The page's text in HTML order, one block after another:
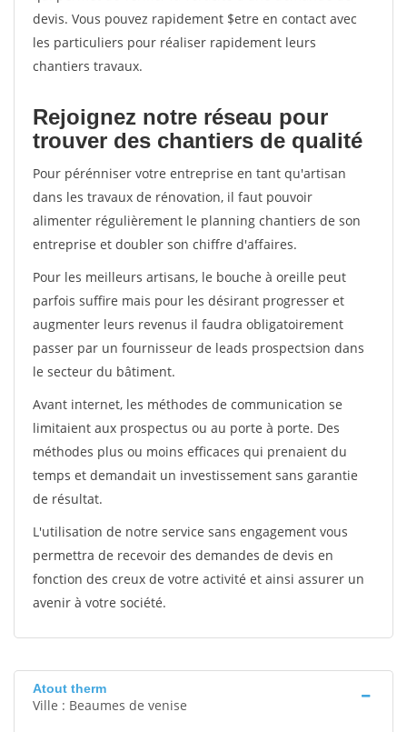
devis. Vous pouvez rapidement $etre en contact avec
les particuliers pour réaliser rapidement leurs
chantiers travaux.
Rejoignez notre réseau pour
trouver des chantiers de qualité
Pour pérénniser votre entreprise en tant qu'artisan
dans les travaux de rénovation, il faut pouvoir
alimenter régulièrement le planning chantiers de son
entreprise et doubler son chiffre d'affaires.
Pour les meilleurs artisans, le bouche à oreille peut
parfois suffire mais pour les désirant progresser et
augmenter leurs revenus il faudra obligatoirement
passer par un fournisseur de leads prospectsion dans
le secteur du bâtiment.
Avant internet, les méthodes de communication se
limitaient aux prospectus ou au porte à porte. Des
méthodes plus ou moins efficaces qui prenaient du
temps et demandait un investissement sans garantie
de résultat.
L'utilisation de notre service sans engagement vous
permettra de recevoir des demandes de devis en
fonction des creux de votre activité et ainsi assurer un
avenir à votre société.
Atout therm
Ville : Beaumes de venise